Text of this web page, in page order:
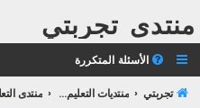
منتدى تجربتي
الأسئلة المتكررة
تجربتي منتديات التعليم الثانوي